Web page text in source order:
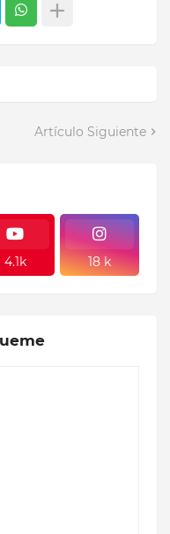
Artículo Siguiente
4.1k 18 k